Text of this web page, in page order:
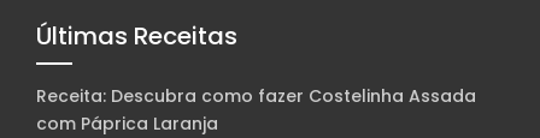
Últimas Receitas
Receita: Descubra como fazer Costelinha Assada
com Páprica Laranja